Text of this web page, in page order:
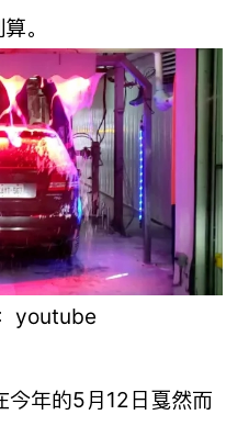
。
youtube
今年的5月12日戛然而